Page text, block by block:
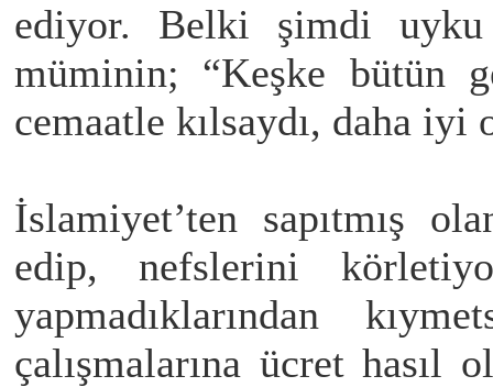
ediyor. Belki şimdi uyku
müminin; “Keşke bütün
cemaatle kılsaydı, daha iyi
İslamiyet’ten sapıtmış
edip, nefslerini
yapmadıklarından
çalışmalarına ücret hasıl